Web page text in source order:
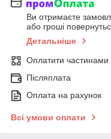
Ви отримаєте
або гроші
Детальніше
Оплатити частинами
Післяплата
Оплата на рахунок
Всі умови оплати